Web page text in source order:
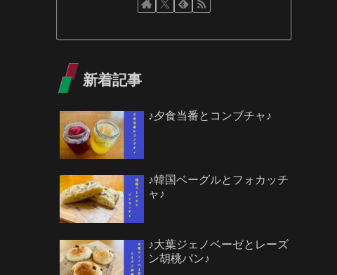
新着記事
♪夕食当番とコンブチャ♪
♪韓国ベーグルとフォカッチ
ャ♪
♪大葉ジェノベーゼとレーズ
ン胡桃パン♪